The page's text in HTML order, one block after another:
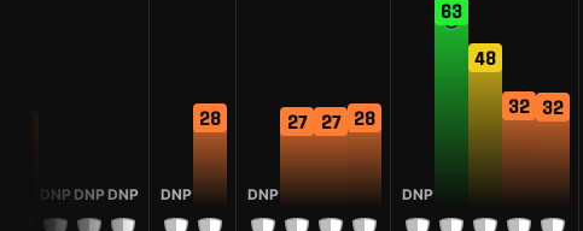
DNP DNPDNP DNP
28
DNP
27 27 28
DNP
63
48
32 32